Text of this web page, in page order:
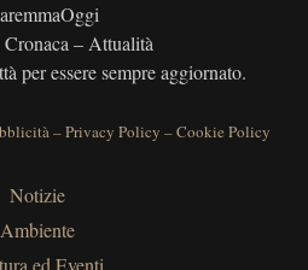
– Attualità
per essere sempre aggiornato.
–Privacy Policy –Cookie Policy
Notizie
Ambiente
ed Eventi